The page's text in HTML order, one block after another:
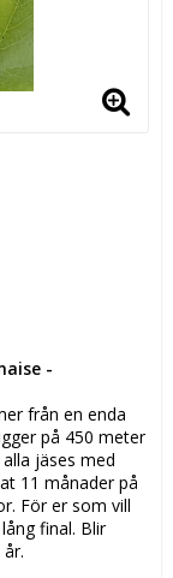
-
från en enda
på 450 meter
jäses med
11 månader på
För er som vill
final. Blir